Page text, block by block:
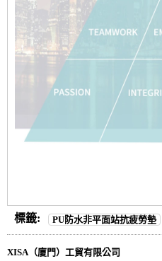
標籤: PU防水非平面站抗疲勞墊
XISA（廈門）工貿有限公司